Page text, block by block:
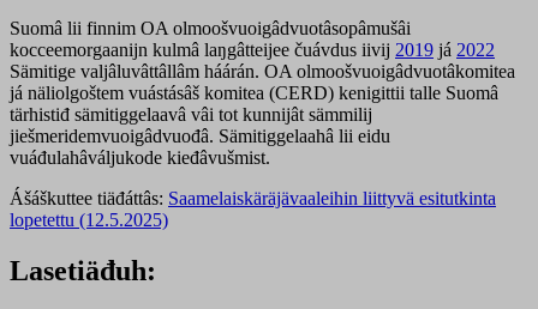
Suomâ lii finnim OA olmoošvuoigâdvuotâsopâmušâi
kocceemorgaanijn kulmâ laŋgâtteijee čuávdus iivij 2019 já 2022
Sämitige valjâluvâttâllâm háárán. OA olmoošvuoigâdvuotâkomitea
já näliolgoštem vuástásâš komitea (CERD) kenigittii talle Suomâ
tärhistiđ sämitiggelaavâ vâi tot kunnijât sämmilij
jiešmeridemvuoigâdvuođâ. Sämitiggelaahâ lii eidu
vuáđulahâváljukode kieđâvušmist.
Ášáškuttee tiäđáttâs: Saamelaiskäräjävaaleihin liittyvä esitutkinta
lopetettu (12.5.2025)
Lasetiäđuh: